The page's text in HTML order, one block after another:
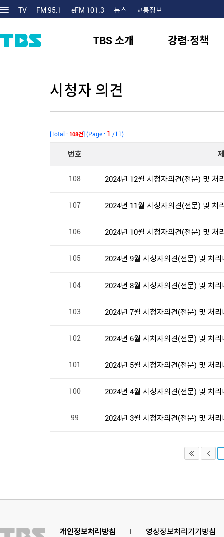
TV FM 95.1 eFM 101.3 뉴스 교통정보
TBS 소개 강령·정책
시청자 의견
[Total : 108건] (Page : 1 /11)
번호
108 2024년 12월 시청자의견(전문) 및 처
107 2024년 11월 시청자의견(전문) 및 처
106 2024년 10월 시청자의견(전문) 및 처
105 2024년 9월 시청자의견(전문) 및 처리
104 2024년 8월 시청자의견(전문) 및 처리
103 2024년 7월 시청자의견(전문) 및 처리
102 2024년 6월 시처자의견(전문) 및 처리
101 2024년 5월 시청자의견(전문) 및 처리
100 2024년 4월 시청자의견(전문) 및 처리
99 2024년 3월 시청자의견(전문) 및 처리
개인정보처리방침 l 영상정보처리기기방침